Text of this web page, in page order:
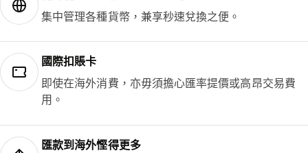
集中管理各種貨幣，兼享秒速兌換之便。
國際扣賬卡
即使在海外消費，亦毋須擔心匯率提價或高昂交易費
用。
匯款到海外慳得更多